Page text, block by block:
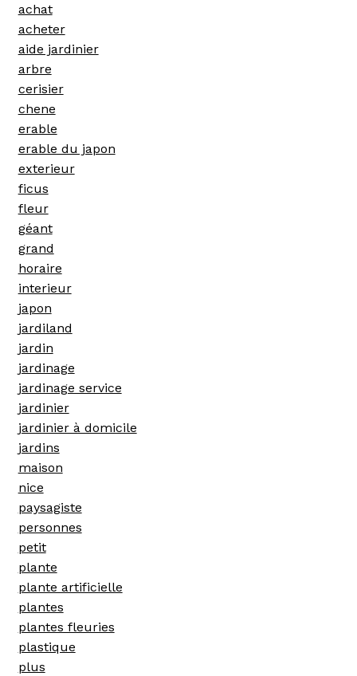
achat
acheter
aide jardinier
arbre
cerisier
chene
erable
erable du japon
exterieur
ficus
fleur
géant
grand
horaire
interieur
japon
jardiland
jardin
jardinage
jardinage service
jardinier
jardinier à domicile
jardins
maison
nice
paysagiste
personnes
petit
plante
plante artificielle
plantes
plantes fleuries
plastique
plus